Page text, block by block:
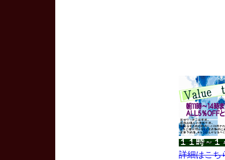
１１時～１
詳細はこち